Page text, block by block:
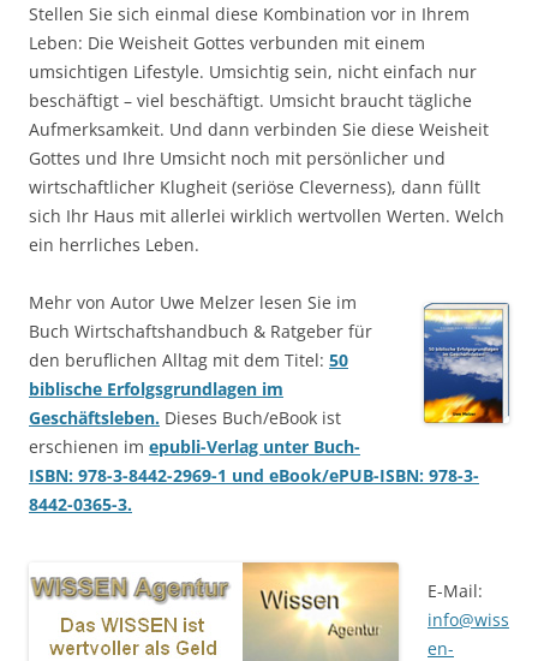
Stellen Sie sich einmal diese Kombination vor in Ihrem
Leben: Die Weisheit Gottes verbunden mit einem
umsichtigen Lifestyle. Umsichtig sein, nicht einfach nur
beschäftigt – viel beschäftigt. Umsicht braucht tägliche
Aufmerksamkeit. Und dann verbinden Sie diese Weisheit
Gottes und Ihre Umsicht noch mit persönlicher und
wirtschaftlicher Klugheit (seriöse Cleverness), dann füllt
sich Ihr Haus mit allerlei wirklich wertvollen Werten. Welch
ein herrliches Leben.
Mehr von Autor Uwe Melzer lesen Sie im
Buch Wirtschaftshandbuch & Ratgeber für
den beruflichen Alltag mit dem Titel: 50
biblische Erfolgsgrundlagen im
Geschäftsleben. Dieses Buch/eBook ist
erschienen im epubli-Verlag unter Buch-
ISBN: 978-3-8442-2969-1 und eBook/ePUB-ISBN: 978-3-
8442-0365-3.
E-Mail:
info@wiss
en-